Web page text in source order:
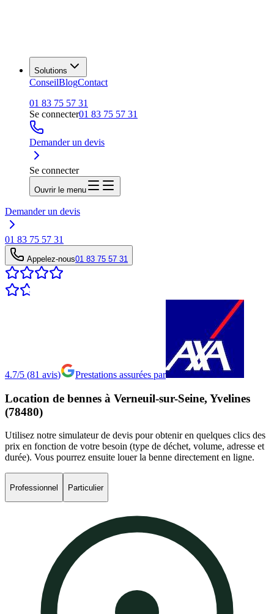
Solutions
ConseilBlogContact
01 83 75 57 31
Se connecter01 83 75 57 31
Demander un devis
Se connecter
Ouvrir le menu
Demander un devis
01 83 75 57 31
Appelez-nous01 83 75 57 31
4.7/5 (81 avis) Prestations assurées par
Location de bennes à Verneuil-sur-Seine, Yvelines
(78480)
Utilisez notre simulateur de devis pour obtenir en quelques clics des
prix en fonction de votre besoin (type de déchet, volume, adresse et
durée). Vous pourrez ensuite louer la benne directement en ligne.
Professionnel Particulier